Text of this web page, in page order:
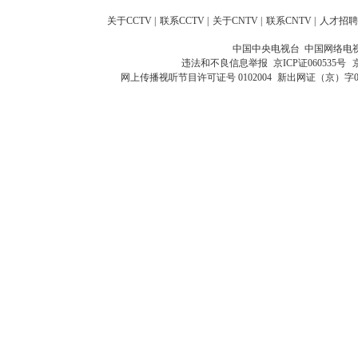
关于CCTV | 联系CCTV | 关于CNTV | 联系CNTV | 人才招聘
中国中央电视台 中国网络电
违法和不良信息举报 京ICP证060535号
网上传播视听节目许可证号 0102004 新出网证（京）